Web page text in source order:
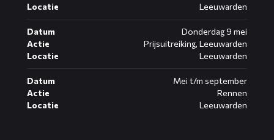
Locatie
Leeuwarden
Datum
Donderdag 9 mei
Actie
Prijsuitreiking, Leeuwarden
Locatie
Leeuwarden
Datum
Mei t/m september
Actie
Rennen
Locatie
Leeuwarden